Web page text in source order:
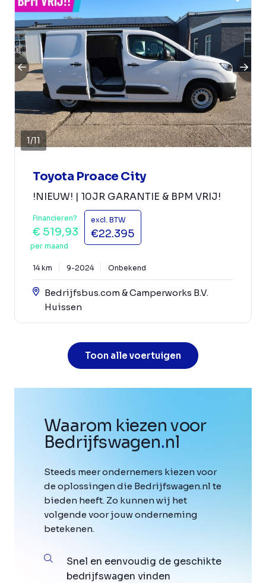
1/11
Toyota Proace City
!NIEUW! | 10JR GARANTIE & BPM VRIJ!
Financieren?
€ 519,93
per maand
excl. BTW
€22.395
14 km 9-2024 Onbekend
Bedrijfsbus.com & Camperworks B.V.
Huissen
Toon alle voertuigen
Waarom kiezen voor
Bedrijfswagen.nl
Steeds meer ondernemers kiezen voor
de oplossingen die Bedrijfswagen.nl te
bieden heeft. Zo kunnen wij het
volgende voor jouw onderneming
betekenen.
Snel en eenvoudig de geschikte
bedrijfswagen vinden